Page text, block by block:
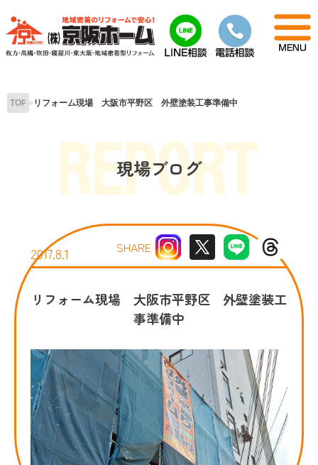
content
TOP リフォーム現場 大阪市平野区 外壁塗装工事準備中
現場ブログ
2017.8.1 SHARE
リフォーム現場 大阪市平野区 外壁塗装工
事準備中